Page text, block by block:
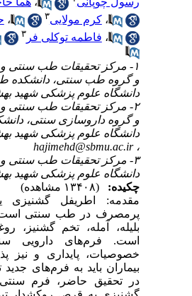
،کرم مولایی۳ ،
،فاطمه توکلی فر
۱- مرکز تحقیقات طب سنتی و
و گروه طب سنتی، دانشکده طب
دانشگاه علوم پزشکی شهید
۲- مرکز تحقیقات طب سنتی و
و گروه داروسازی سنتی،
دانشگاه علوم پزشکی شهید
hajimehd@sbmu.ac.ir
۳- مرکز تحقیقات طب سنتی و
دانشگاه علوم پزشکی شهید
چکیده:
(۱۳۴۰۸ مشاهده)
مقدمه: اطریفل گشنیزی
پرمصرف در طب سنتی است که
بلیله، آمله، تخم گشنیز،
است. فرم‌های دارویی
خصوصیات، پایداری و نیز
بیماران باید به فرم‌های جدید
در تحقیق حاضر، فرم سنتی